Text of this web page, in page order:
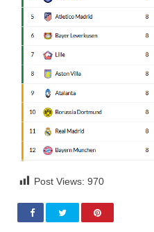
Post Views: 970